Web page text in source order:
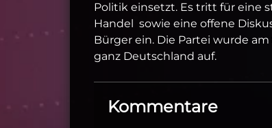
Politik einsetzt. Es tritt für eine
Handel sowie eine offene
Bürger ein. Die Partei wurde
ganz Deutschland auf.
Kommentare